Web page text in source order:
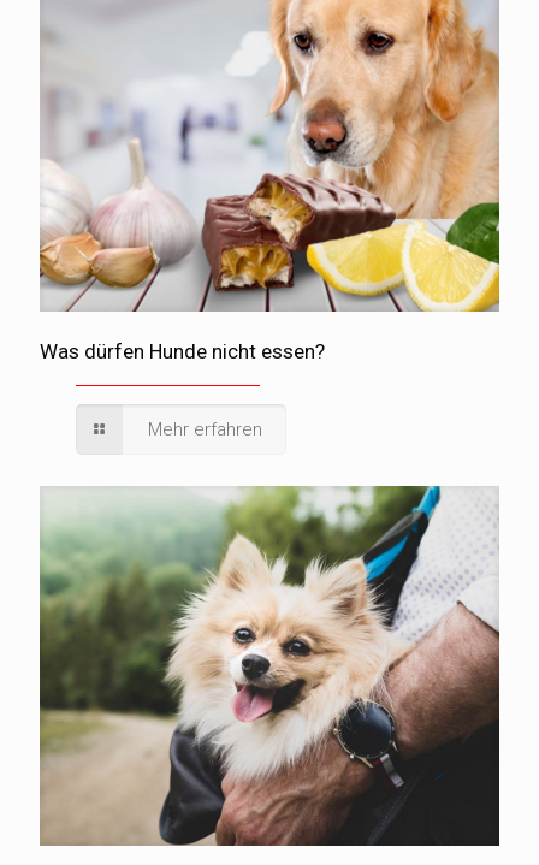
Was dürfen Hunde nicht essen?
Mehr erfahren